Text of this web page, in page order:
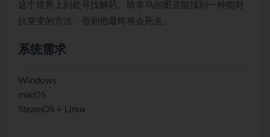
这个世界上到处寻找解药。除非乌尔图克能找到一种能对
抗突变的方法，否则他最终将会死去。
系统需求
Windows
macOS
SteamOS + Linux